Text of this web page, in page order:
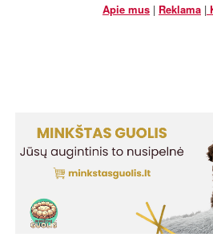
Apie mus| Reklama|